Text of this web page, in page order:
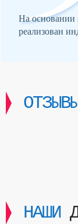
На основании
реализован
НАШИ